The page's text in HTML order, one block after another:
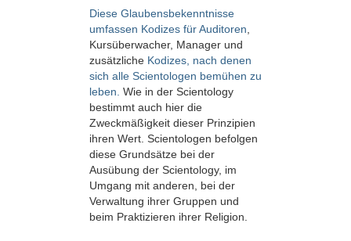
Diese Glaubensbekenntnisse
umfassen Kodizes für Auditoren,
Kursüberwacher, Manager und
zusätzliche Kodizes, nach denen
sich alle Scientologen bemühen zu
leben. Wie in der Scientology
bestimmt auch hier die
Zweckmäßigkeit dieser Prinzipien
ihren Wert. Scientologen befolgen
diese Grundsätze bei der
Ausübung der Scientology, im
Umgang mit anderen, bei der
Verwaltung ihrer Gruppen und
beim Praktizieren ihrer Religion.